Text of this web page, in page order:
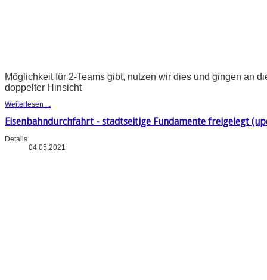
Möglichkeit für 2-Teams gibt, nutzen wir dies und gingen an
doppelter Hinsicht
Weiterlesen ...
Eisenbahndurchfahrt - stadtseitige Fundamente freigelegt
Details
04.05.2021